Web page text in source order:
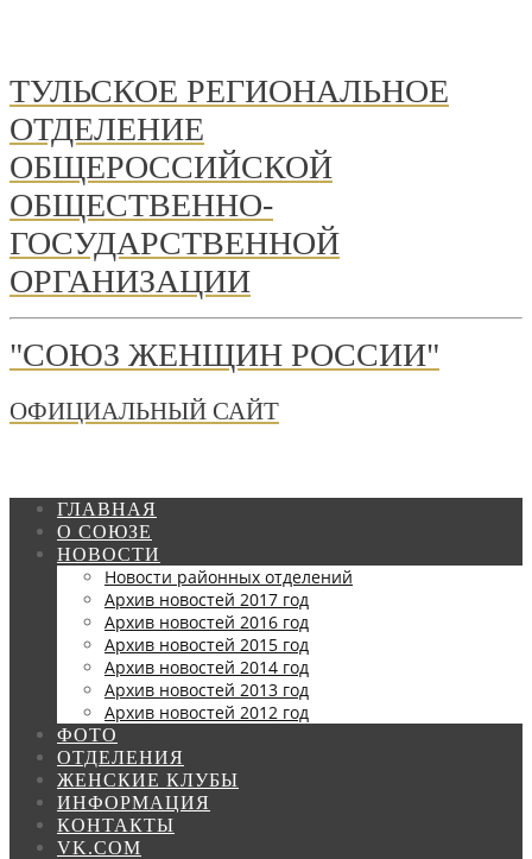
ТУЛЬСКОЕ РЕГИОНАЛЬНОЕ
ОТДЕЛЕНИЕ
ОБЩЕРОССИЙСКОЙ
ОБЩЕСТВЕННО-
ГОСУДАРСТВЕННОЙ
ОРГАНИЗАЦИИ
"СОЮЗ ЖЕНЩИН РОССИИ"
ОФИЦИАЛЬНЫЙ САЙТ
ГЛАВНАЯ
О СОЮЗЕ
НОВОСТИ
Новости районных отделений
Архив новостей 2017 год
Архив новостей 2016 год
Архив новостей 2015 год
Архив новостей 2014 год
Архив новостей 2013 год
Архив новостей 2012 год
ФОТО
ОТДЕЛЕНИЯ
ЖЕНСКИЕ КЛУБЫ
ИНФОРМАЦИЯ
КОНТАКТЫ
VK.COM